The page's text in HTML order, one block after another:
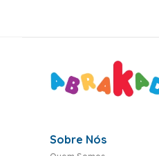
Sobre Nós